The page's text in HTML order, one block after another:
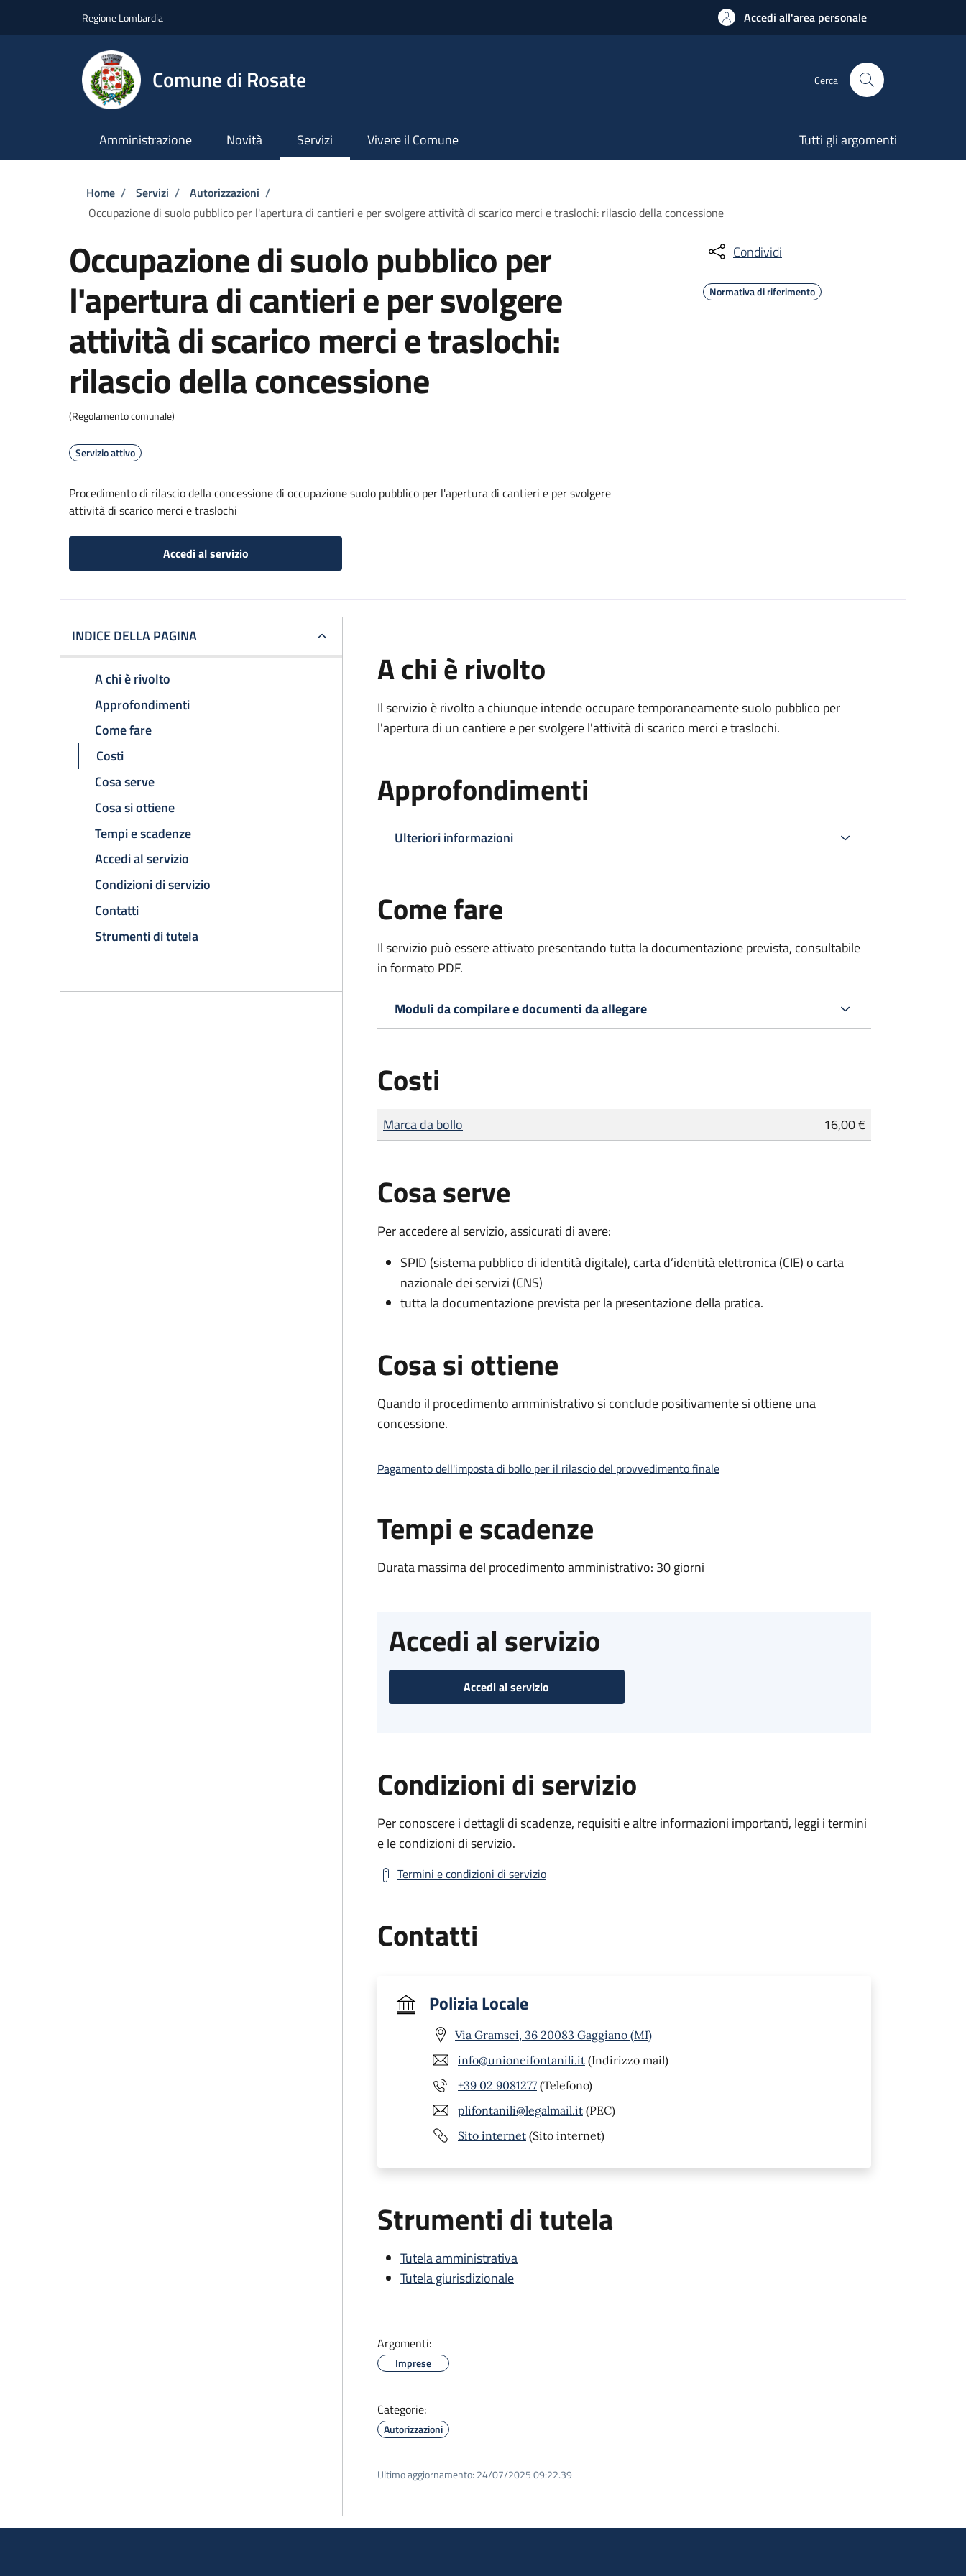
Regione Lombardia Accedi all'area personale
Comune di Rosate Cerca
Amministrazione Novità Servizi Vivere il Comune Tutti gli argomenti
Briciole di pane
Home / Servizi / Autorizzazioni /
Occupazione di suolo pubblico per l'apertura di cantieri e per svolgere attività di scarico merci e traslochi: rilascio della concessione
Occupazione di suolo pubblico per
l'apertura di cantieri e per svolgere
attività di scarico merci e traslochi:
rilascio della concessione
(Regolamento comunale)
Servizio attivo
Procedimento di rilascio della concessione di occupazione suolo pubblico per l'apertura di cantieri e per svolgere
attività di scarico merci e traslochi
Accedi al servizio
Condividi
Normativa di riferimento
INDICE DELLA PAGINA
A chi è rivolto
Approfondimenti
Come fare
Costi
Cosa serve
Cosa si ottiene
Tempi e scadenze
Accedi al servizio
Condizioni di servizio
Contatti
Strumenti di tutela
A chi è rivolto
Il servizio è rivolto a chiunque intende occupare temporaneamente suolo pubblico per
l'apertura di un cantiere e per svolgere l'attività di scarico merci e traslochi.
Approfondimenti
Ulteriori informazioni
Come fare
Il servizio può essere attivato presentando tutta la documentazione prevista, consultabile
in formato PDF.
Moduli da compilare e documenti da allegare
Costi
Tipo di pagamento
Importo
Marca da bollo 16,00 €
Cosa serve
Per accedere al servizio, assicurati di avere:
SPID (sistema pubblico di identità digitale), carta d’identità elettronica (CIE) o carta
nazionale dei servizi (CNS)
tutta la documentazione prevista per la presentazione della pratica.
Cosa si ottiene
Quando il procedimento amministrativo si conclude positivamente si ottiene una
concessione.
Pagamento dell'imposta di bollo per il rilascio del provvedimento finale
Tempi e scadenze
Durata massima del procedimento amministrativo: 30 giorni
Accedi al servizio
Accedi al servizio
Condizioni di servizio
Per conoscere i dettagli di scadenze, requisiti e altre informazioni importanti, leggi i termini
e le condizioni di servizio.
Termini e condizioni di servizio
Contatti
Polizia Locale
Via Gramsci, 36 20083 Gaggiano (MI)
info@unioneifontanili.it (Indirizzo mail)
+39 02 9081277 (Telefono)
plifontanili@legalmail.it (PEC)
Sito internet (Sito internet)
Strumenti di tutela
Tutela amministrativa
Tutela giurisdizionale
Argomenti:
Imprese
Categorie:
Autorizzazioni
Ultimo aggiornamento: 24/07/2025 09:22.39